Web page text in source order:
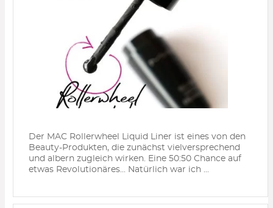
Der MAC Rollerwheel Liquid Liner ist eines von den
Beauty-Produkten, die zunächst vielversprechend
und albern zugleich wirken. Eine 50:50 Chance auf
etwas Revolutionäres... Natürlich war ich ...